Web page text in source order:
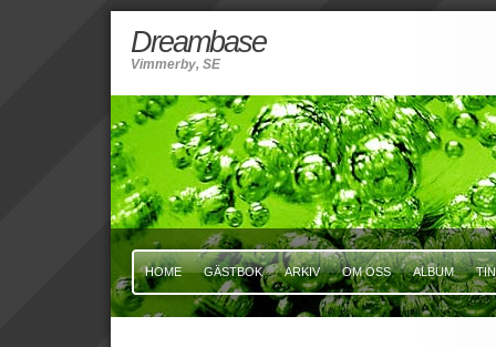
Dreambase
Vimmerby, SE
HOME GÄSTBOK ARKIV OM OSS ALBUM